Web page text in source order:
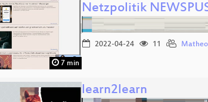
7 min
Netzpolitik
2022-04-24 11 Matheo
learn2learn